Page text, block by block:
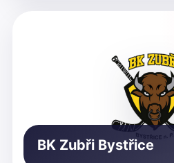
BK Zubři Bystřice